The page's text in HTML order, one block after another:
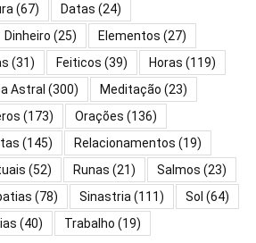
(67) Datas (24)
Dinheiro (25) Elementos (27)
(31) Feiticos (39) Horas (119)
Astral (300) Meditação (23)
(173) Orações (136)
(145) Relacionamentos (19)
(52) Runas (21) Salmos (23)
(78) Sinastria(111) Sol (64)
(40) Trabalho (19)